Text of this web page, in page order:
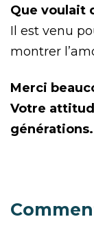
Que voulait
Il est venu
montrer
Merci
Votre
générations.